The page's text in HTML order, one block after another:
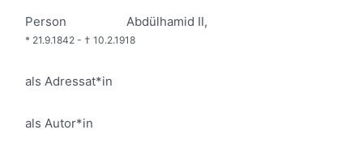
Person Abdülhamid II,
* 21.9.1842 - † 10.2.1918
als Adressat*in
als Autor*in